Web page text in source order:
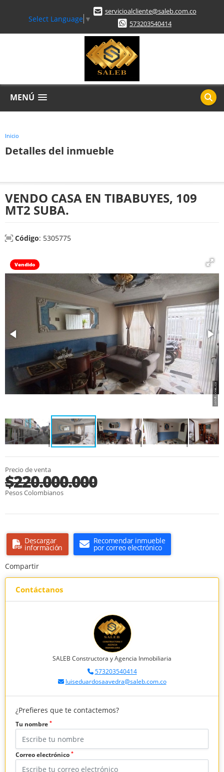
Select Language ▼
servicioalcliente@saleb.com.co
573203540414
MENÚ
Inicio
Detalles del inmueble
VENDO CASA EN TIBABUYES, 109
MT2 SUBA.
Código: 5305775
Vendido
Precio de venta
$220.000.000
Pesos Colombianos
Descargar
información
Recomendar inmueble
por correo electrónico
Compartir
Contáctanos
SALEB Constructora y Agencia Inmobiliaria
573203540414
luiseduardosaavedra@saleb.com.co
¿Prefieres que te contactemos?
Tu nombre *
Correo electrónico *